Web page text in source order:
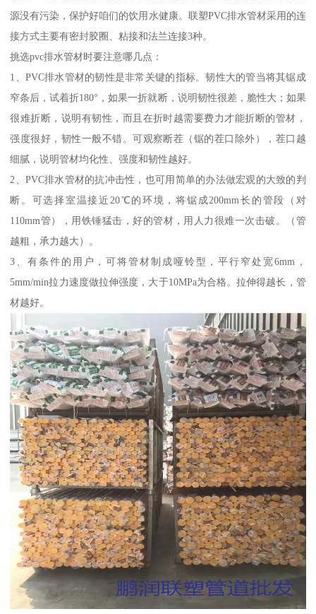
源没有污染，保护好咱们的饮用水健康。联塑PVC排水管材采用的连
接方式主要有密封胶圈、粘接和法兰连接3种。
挑选pvc排水管材时要注意哪几点：
1、PVC排水管材的韧性是非常关键的指标。韧性大的管当将其锯成
窄条后，试着折180°，如果一折就断，说明韧性很差，脆性大；如果
很难折断，说明有韧性，而且在折时越需要费力才能折断的管材，
强度很好，韧性一般不错。可观察断茬（锯的茬口除外），茬口越
细腻，说明管材均化性、强度和韧性越好。
2、PVC排水管材的抗冲击性，也可用简单的办法做宏观的大致的判
断。可选择室温接近20℃的环境，将锯成200mm长的管段（对
110mm管），用铁锤猛击，好的管材，用人力很难一次击破。（管
越粗，承力越大）。
3、有条件的用户，可将管材制成哑铃型，平行窄处宽6mm，
5mm/min拉力速度做拉伸强度，大于10MPa为合格。拉伸得越长，管
材越好。